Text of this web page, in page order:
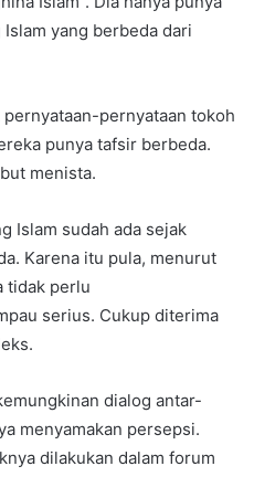
yang berbeda dari
pernyataan tokoh
punya tafsir berbeda.
menista.
Islam sudah ada sejak
Karena itu pula, menurut
tidak perlu
serius. Cukup diterima
dialog antar-
menyamakan persepsi.
dilakukan dalam forum